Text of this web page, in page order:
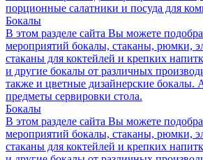
порционные салатники и посуда для
Бокалы
В этом разделе сайта Вы можете
мероприятий бокалы, стаканы, рюмки,
стаканы для коктейлей и крепких
и другие бокалы от различных
также и цветные дизайнерские бокалы.
предметы сервировки стола.
Бокалы
В этом разделе сайта Вы можете
мероприятий бокалы, стаканы, рюмки,
стаканы для коктейлей и крепких